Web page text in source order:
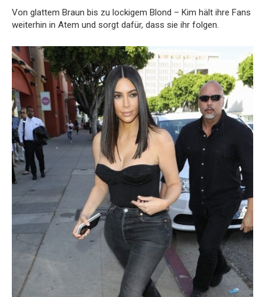
Von glattem Braun bis zu lockigem Blond – Kim hält ihre Fans
weiterhin in Atem und sorgt dafür, dass sie ihr folgen.